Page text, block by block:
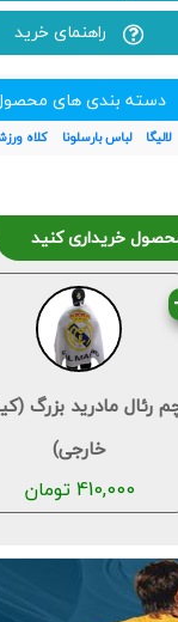
راهنمای خرید
دسته بندی های
لالیگا لباس بارسلونا کلاه
خریداری کنید
رئال مادرید بزرگ
خارجی)
410,000تومان